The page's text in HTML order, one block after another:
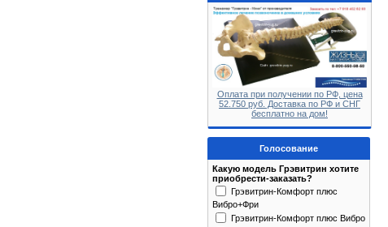
Оплата при получении по РФ, цена
52.750 руб. Доставка по РФ и СНГ
бесплатно на дом!
Голосование
Какую модель Грэвитрин хотите
приобрести-заказать?
Грэвитрин-Комфорт плюс
Вибро+Фри
Грэвитрин-Комфорт плюс Вибро